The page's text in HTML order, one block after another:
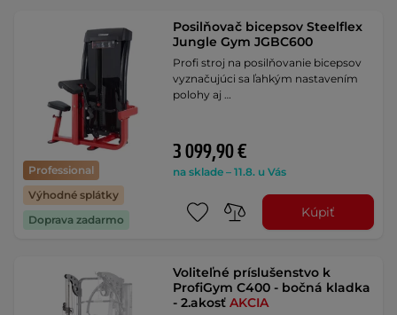
Professional
Výhodné splátky
Doprava zadarmo
Posilňovač bicepsov Steelflex
Jungle Gym JGBC600
Profi stroj na posilňovanie bicepsov
vyznačujúci sa ľahkým nastavením
polohy aj …
3 099,90 €
na sklade – 11.8. u Vás
Kúpiť
Voliteľné príslušenstvo k
ProfiGym C400 - bočná kladka
- 2.akosťAKCIA